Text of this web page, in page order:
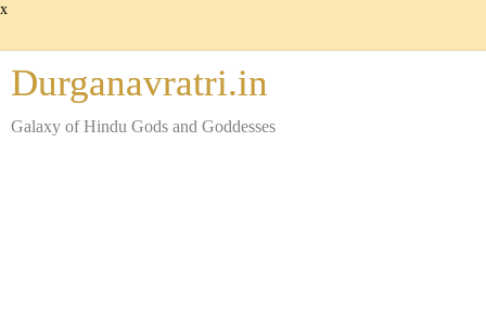
x
Durganavratri.in
Galaxy of Hindu Gods and Goddesses